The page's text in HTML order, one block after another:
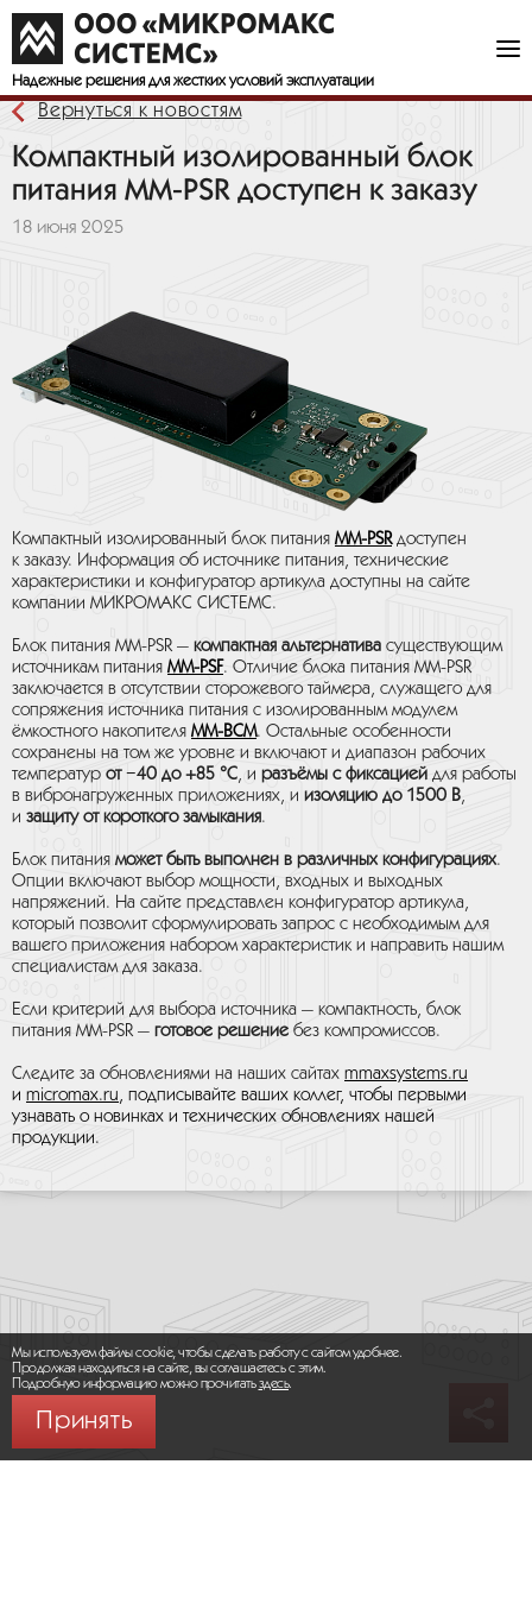
Надежные решения для жестких условий эксплуатации
Вернуться к новостям
Компактный изолированный блок
питания MM-PSR доступен к заказу
18 июня 2025
Компактный изолированный блок питания MM-PSRдоступен
к заказу. Информация об источнике питания, технические
характеристики и конфигуратор артикула доступны на сайте
компании МИКРОМАКС СИСТЕМС.
Блок питания MM-PSR — компактная альтернатива существующим
источникам питания MM-PSF. Отличие блока питания MM-PSR
заключается в отсутствии сторожевого таймера, служащего для
сопряжения источника питания с изолированным модулем
ёмкостного накопителя MM-BCM. Остальные особенности
сохранены на том же уровне и включают и диапазон рабочих
температур от −40 до +85 °C, и разъёмы с фиксацией для работы
в вибронагруженных приложениях, и изоляцию до 1500 В,
и защиту от короткого замыкания.
Блок питания может быть выполнен в различных конфигурациях.
Опции включают выбор мощности, входных и выходных
напряжений. На сайте представлен конфигуратор артикула,
который позволит сформулировать запрос с необходимым для
вашего приложения набором характеристик и направить нашим
специалистам для заказа.
Если критерий для выбора источника — компактность, блок
питания MM-PSR — готовое решение без компромиссов.
Следите за обновлениями на наших сайтах mmaxsystems.ru
и micromax.ru, подписывайте ваших коллег, чтобы первыми
узнавать о новинках и технических обновлениях нашей
продукции.
Мы используем файлы cookie, чтобы сделать работу с сайтом удобнее.
Продолжая находиться на сайте, вы соглашаетесь с этим.
Подробную информацию можно прочитатьздесь.
Принять